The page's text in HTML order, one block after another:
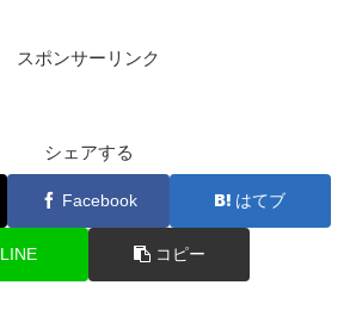
スポンサーリンク
シェアする
Facebook はてブ
LINE コピー